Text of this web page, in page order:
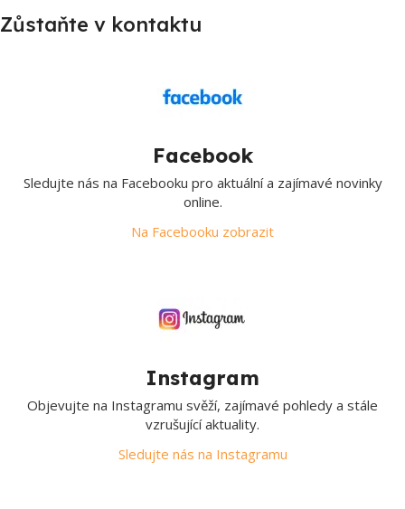
Zůstaňte v kontaktu
Facebook
Sledujte nás na Facebooku pro aktuální a zajímavé novinky
online.
Na Facebooku zobrazit
Instagram
Objevujte na Instagramu svěží, zajímavé pohledy a stále
vzrušující aktuality.
Sledujte nás na Instagramu